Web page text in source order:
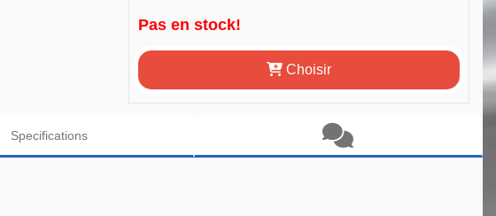
Pas en stock!
Choisir
Specifications